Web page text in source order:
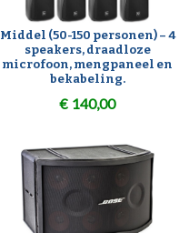
Middel (50-150 personen) – 4
speakers, draadloze
microfoon, mengpaneel en
bekabeling.
€ 140,00